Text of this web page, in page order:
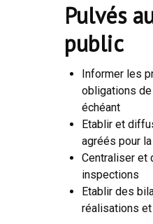
Pulvés
public
Informer les
obligations
échéant
Etablir et
agréés pour
Centraliser et
inspections
Etablir des
réalisations